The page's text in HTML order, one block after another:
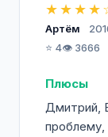
Артём
⭐ 4👁️ 3666
Плюсы
Дмитрий,
проблему,